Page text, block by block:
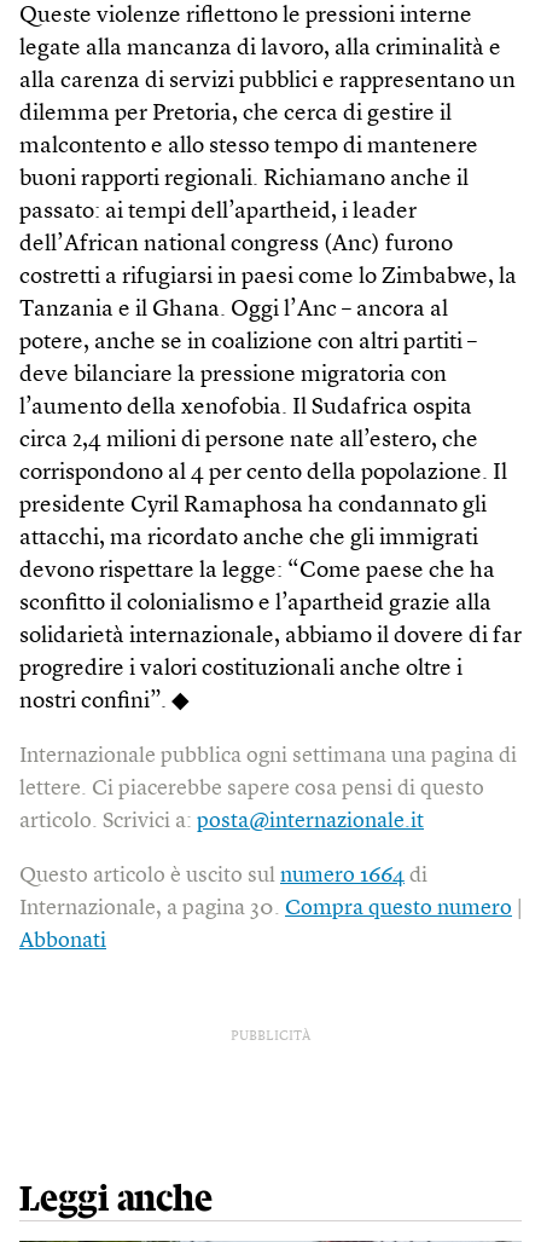
Queste violenze riflettono le pressioni interne
legate alla mancanza di lavoro, alla criminalità e
alla carenza di servizi pubblici e rappresentano un
dilemma per Pretoria, che cerca di gestire il
malcontento e allo stesso tempo di mantenere
buoni rapporti regionali. Richiamano anche il
passato: ai tempi dell’apartheid, i leader
dell’African national congress (Anc) furono
costretti a rifugiarsi in paesi come lo Zimbabwe, la
Tanzania e il Ghana. Oggi l’Anc – ancora al
potere, anche se in coalizione con altri partiti –
deve bilanciare la pressione migratoria con
l’aumento della xenofobia. Il Sudafrica ospita
circa 2,4 milioni di persone nate all’estero, che
corrispondono al 4 per cento della popolazione. Il
presidente Cyril Ramaphosa ha condannato gli
attacchi, ma ricordato anche che gli immigrati
devono rispettare la legge: “Come paese che ha
sconfitto il colonialismo e l’apartheid grazie alla
solidarietà internazionale, abbiamo il dovere di far
progredire i valori costituzionali anche oltre i
nostri confini”. ◆
Internazionale pubblica ogni settimana una pagina di
lettere. Ci piacerebbe sapere cosa pensi di questo
articolo. Scrivici a: posta@internazionale.it
Questo articolo è uscito sul numero 1664 di
Internazionale, a pagina 30. Compra questo numero
Abbonati
PUBBLICITÀ
Leggi anche